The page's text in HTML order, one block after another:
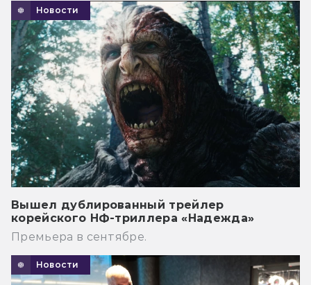
Новости
Вышел дублированный трейлер
корейского НФ-триллера «Надежда»
Премьера в сентябре.
Новости